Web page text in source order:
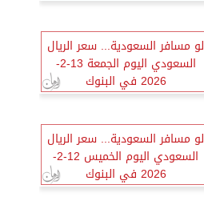
لو مسافر السعودية... سعر الريال
السعودي اليوم الجمعة 13-2-
2026 في البنوك
لو مسافر السعودية... سعر الريال
السعودي اليوم الخميس 12-2-
2026 في البنوك